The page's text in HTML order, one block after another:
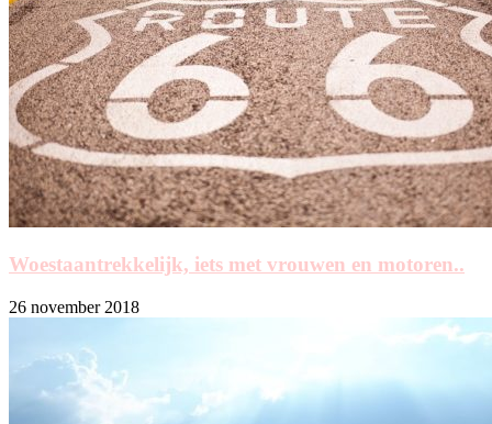
Woestaantrekkelijk, iets met vrouwen en motoren..
26 november 2018